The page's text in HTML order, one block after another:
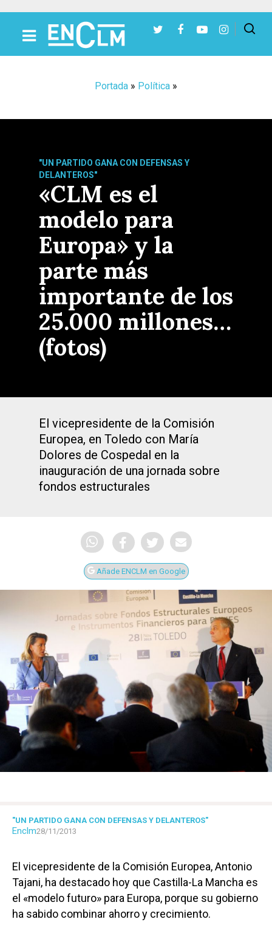
Portada » Política »
"UN PARTIDO GANA CON DEFENSAS Y
DELANTEROS"
«CLM es el
modelo para
Europa» y la
parte más
importante de los
25.000 millones…
(fotos)
El vicepresidente de la Comisión
Europea, en Toledo con María
Dolores de Cospedal en la
inauguración de una jornada sobre
fondos estructurales
Añade ENCLM en Google
"UN PARTIDO GANA CON DEFENSAS Y DELANTEROS"
Enclm28/11/2013
El vicepresidente de la Comisión Europea, Antonio
Tajani, ha destacado hoy que Castilla-La Mancha es
el «modelo futuro» para Europa, porque su gobierno
ha sabido combinar ahorro y crecimiento.